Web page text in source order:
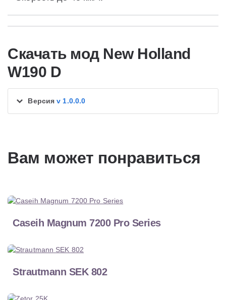
Скачать мод New Holland
W190 D
Версияv 1.0.0.0
Вам может понравиться
Caseih Magnum 7200 Pro Series
Strautmann SEK 802